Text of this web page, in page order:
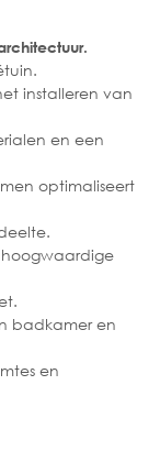
installeren van
en een
optimaliseert
badkamer en
en